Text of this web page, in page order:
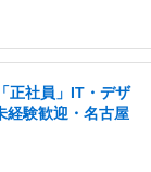
正社員」IT・デザ
経験歓迎・名古屋